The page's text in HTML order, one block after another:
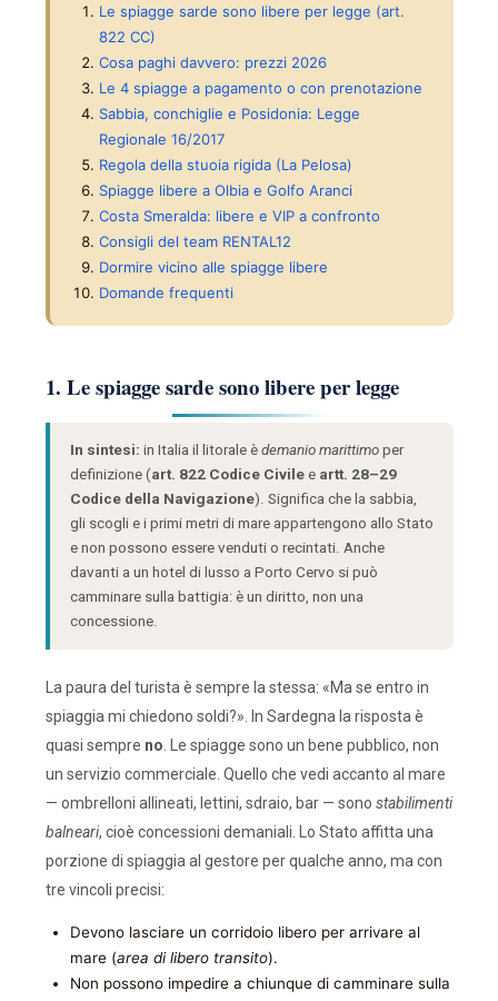
Le spiagge sarde sono libere per legge (art.
822 CC)
Cosa paghi davvero: prezzi 2026
Le 4 spiagge a pagamento o con prenotazione
Sabbia, conchiglie e Posidonia: Legge
Regionale 16/2017
Regola della stuoia rigida (La Pelosa)
Spiagge libere a Olbia e Golfo Aranci
Costa Smeralda: libere e VIP a confronto
Consigli del team RENTAL12
Dormire vicino alle spiagge libere
Domande frequenti
1. Le spiagge sarde sono libere per legge
In sintesi: in Italia il litorale è demanio marittimoper
definizione (art. 822 Codice Civilee artt. 28–29
Codice della Navigazione). Significa che la sabbia,
gli scogli e i primi metri di mare appartengono allo Stato
e non possono essere venduti o recintati. Anche
davanti a un hotel di lusso a Porto Cervo si può
camminare sulla battigia: è un diritto, non una
concessione.
La paura del turista è sempre la stessa: «Ma se entro in
spiaggia mi chiedono soldi?». In Sardegna la risposta è
quasi sempre no . Le spiagge sono un bene pubblico, non
un servizio commerciale. Quello che vedi accanto al mare
— ombrelloni allineati, lettini, sdraio, bar — sono stabilimenti
balneari, cioè concessioni demaniali. Lo Stato affitta una
porzione di spiaggia al gestore per qualche anno, ma con
tre vincoli precisi:
Devono lasciare un corridoio libero per arrivare al
mare (area di libero transito).
Non possono impedire a chiunque di camminare sulla